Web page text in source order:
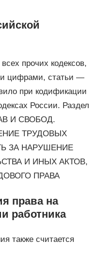
прочих кодексов,
цифрами, статьи —
при кодификации
России. Раздел
И СВОБОД.
ТРУДОВЫХ
ЗА НАРУШЕНИЕ
И ИНЫХ АКТОВ,
ПРАВА
права на
работника
также считается